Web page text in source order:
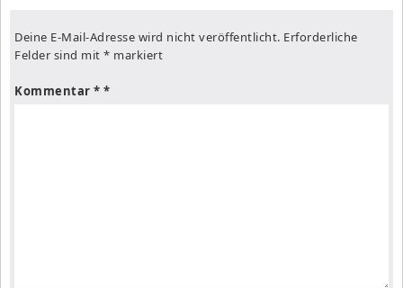
Deine E-Mail-Adresse wird nicht veröffentlicht. Erforderliche
Felder sind mit * markiert
Kommentar *